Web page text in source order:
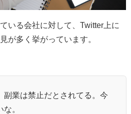
いる会社に対して、Twitter上に
が多く挙がっています。
副業は禁止だとされてる。今
。